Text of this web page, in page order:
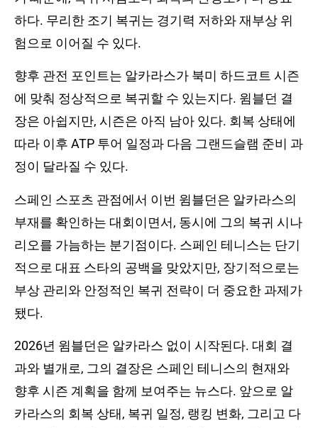
하다. 무리한 조기 복귀는 경기력 저하와 재부상 위
험으로 이어질 수 있다.
향후 관전 포인트는 알카라스가 북미 하드코트 시즌
에 맞춰 정상적으로 복귀할 수 있는지다. 윔블던 결
장은 아쉽지만, 시즌은 아직 남아 있다. 회복 상태에
따라 이후 ATP 투어 일정과 다음 그랜드슬램 준비 과
정이 달라질 수 있다.
스페인 스포츠 관점에서 이번 윔블던은 알카라스의
부재를 확인하는 대회이면서, 동시에 그의 복귀 시나
리오를 가늠하는 분기점이다. 스페인 테니스는 단기
적으로 대표 스타의 공백을 맞았지만, 장기적으로는
부상 관리와 안정적인 복귀 전략이 더 중요한 과제가
됐다.
2026년 윔블던은 알카라스 없이 시작된다. 대회 결
과와 별개로, 그의 결장은 스페인 테니스의 현재와
향후 시즌 계획을 함께 보여주는 뉴스다. 앞으로 알
카라스의 회복 상태, 복귀 일정, 랭킹 변화, 그리고 다